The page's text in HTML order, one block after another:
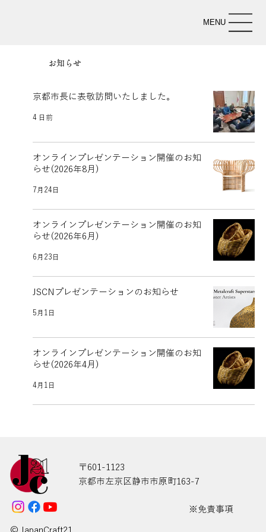
MENU
お知らせ
京都市長に表敬訪問いたしました。
4 日前
オンラインプレゼンテーション開催のお知
らせ(2026年8月)
7月24日
オンラインプレゼンテーション開催のお知
らせ(2026年6月)
6月23日
JSCNプレゼンテーションのお知らせ
5月1日
オンラインプレゼンテーション開催のお知
らせ(2026年4月)
4月1日
〒601-1123
京都市左京区静市市原町163-7
© JapanCraft21
※免責事項